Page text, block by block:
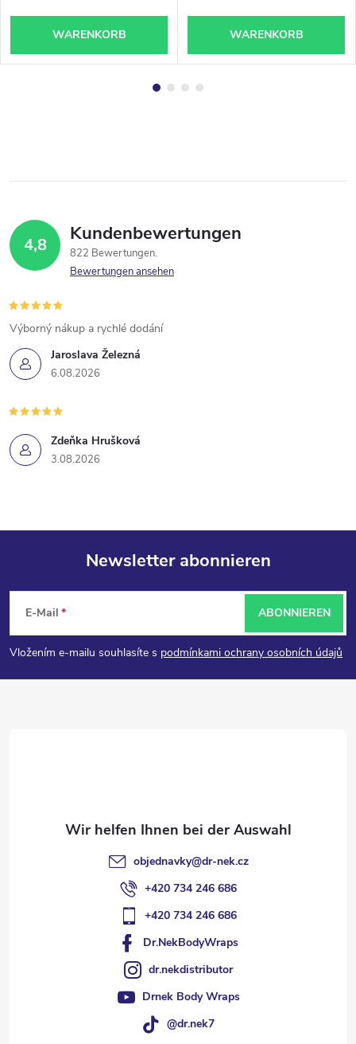
WARENKORB WARENKORB
4,8 Kundenbewertungen
822 Bewertungen
Bewertungen ansehen
Jaroslava Železná
6.08.2026
Výborný nákup a rychlé dodání
Zdeňka Hrušková
3.08.2026
F
u
ß
Newsletter abonnieren
E-Mail
Vložením e-mailu souhlasíte s podmínkami ochrany osobních údajů
ABONNIEREN
objednavky@dr-nek.cz
+420 734 246 686
+420 734 246 686
Dr.NekBodyWraps
dr.nekdistributor
Drnek Body Wraps
@dr.nek7